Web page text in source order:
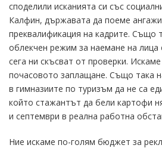
споделили исканията си със
Калфин, държавата да поеме
преквалификация на кадрите. Също
облекчен режим за наемане на лица
сега ни скъсват от проверки.
почасовото заплащане. Също така
в гимназиите по туризъм да не са
който стажантът да бели картофи
и септември в реална работна
Ние искаме по-голям бюджет за